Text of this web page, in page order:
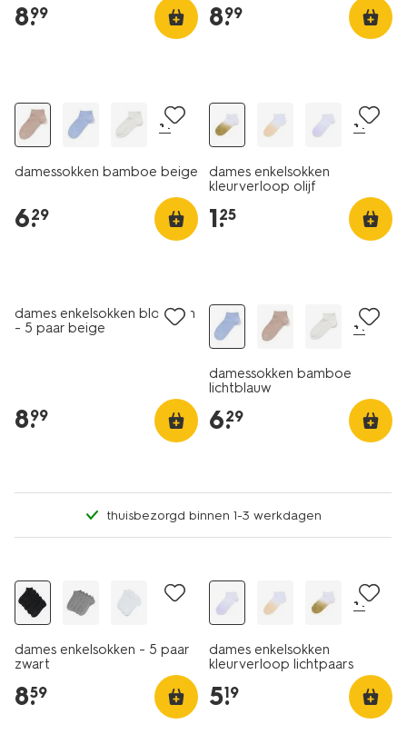
8.
99 8.
99
+1
damessokken bamboe beige
6.
29
+1
dames enkelsokken
kleurverloop olijf
1.
25
dames enkelsokken bloemen
- 5 paar beige
8.
99
+1
damessokken bamboe
lichtblauw
6.
29
thuisbezorgd binnen 1-3 werkdagen
dames enkelsokken - 5 paar
zwart
8.
59
+1
dames enkelsokken
kleurverloop lichtpaars
5.
19